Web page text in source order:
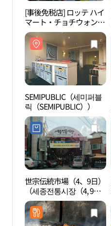
[事後免税店] ロッテ ハイ
マート・チョチウォン
（鳥致院）店(롯데하이
마트 조치원점)
SEMIPUBLIC（세미퍼블
릭（SEMIPUBLIC））
世宗伝統市場（4、9日）
（세종전통시장（4, 9
일））